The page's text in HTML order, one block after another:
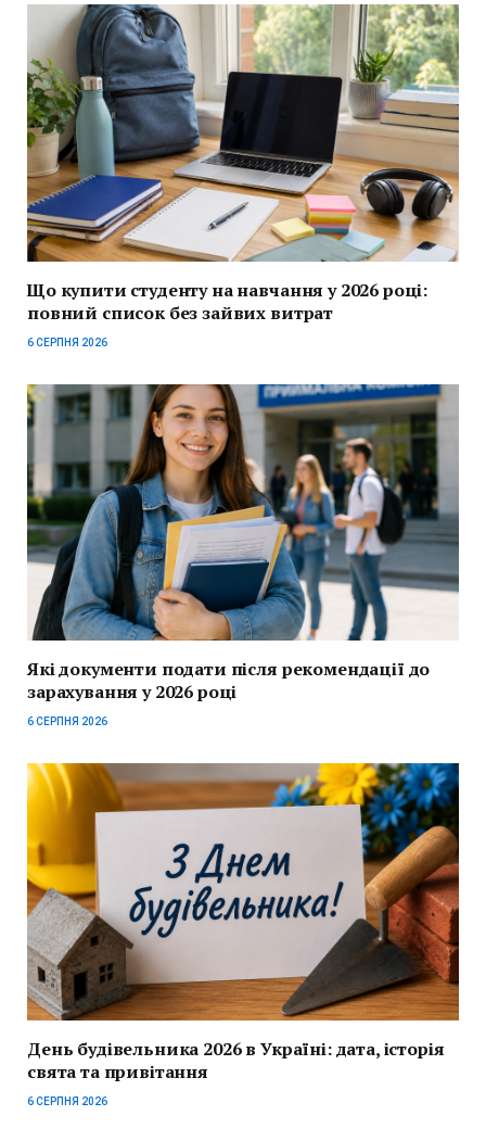
Що купити студенту на навчання у 2026 році:
повний список без зайвих витрат
6 СЕРПНЯ 2026
Які документи подати після рекомендації до
зарахування у 2026 році
6 СЕРПНЯ 2026
День будівельника 2026 в Україні: дата, історія
свята та привітання
6 СЕРПНЯ 2026